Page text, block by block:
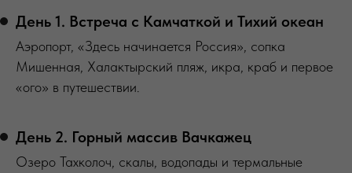
День 1. Встреча с Камчаткой и Тихий океан
Аэропорт, «Здесь начинается Россия», сопка
Мишенная, Халактырский пляж, икра, краб и первое
«ого» в путешествии.
День 2. Горный массив Вачкажец
Озеро Тахколоч, скалы, водопады и термальные